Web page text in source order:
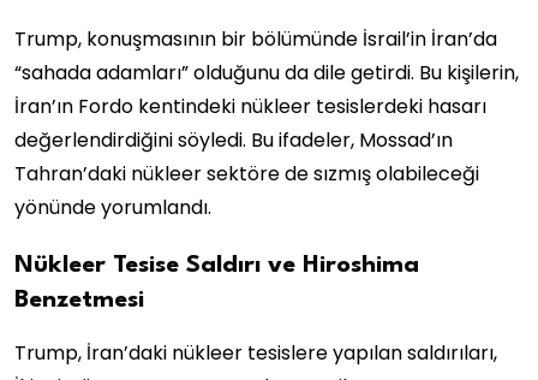
Trump, konuşmasının bir bölümünde İsrail’in İran’da
“sahada adamları” olduğunu da dile getirdi. Bu kişilerin,
İran’ın Fordo kentindeki nükleer tesislerdeki hasarı
değerlendirdiğini söyledi. Bu ifadeler, Mossad’ın
Tahran’daki nükleer sektöre de sızmış olabileceği
yönünde yorumlandı.
Nükleer Tesise Saldırı ve Hiroshima
Benzetmesi
Trump, İran’daki nükleer tesislere yapılan saldırıları,